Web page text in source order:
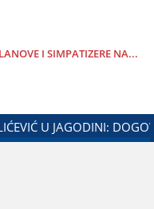
I SIMPATIZERE NA...
ZA ODNOSE